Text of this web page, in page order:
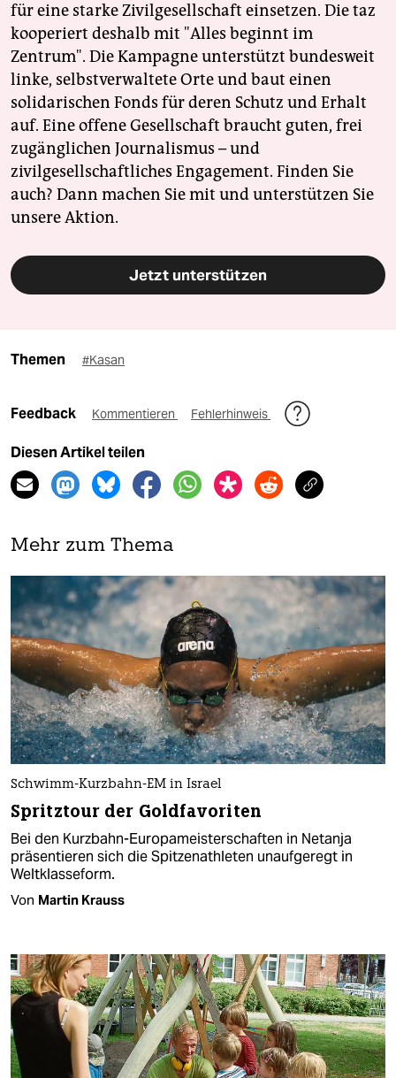
für eine starke Zivilgesellschaft einsetzen. Die taz
kooperiert deshalb mit "Alles beginnt im
Zentrum". Die Kampagne unterstützt bundesweit
linke, selbstverwaltete Orte und baut einen
solidarischen Fonds für deren Schutz und Erhalt
auf. Eine offene Gesellschaft braucht guten, frei
zugänglichen Journalismus – und
zivilgesellschaftliches Engagement. Finden Sie
auch? Dann machen Sie mit und unterstützen Sie
unsere Aktion.
Jetzt unterstützen
Themen #Kasan
Feedback Kommentieren Fehlerhinweis
Diesen Artikel teilen
Mehr zum Thema
Schwimm-Kurzbahn-EM in Israel
Spritztour der Goldfavoriten
Bei den Kurzbahn-Europameisterschaften in Netanja
präsentieren sich die Spitzenathleten unaufgeregt in
Weltklasseform.
Von Martin Krauss